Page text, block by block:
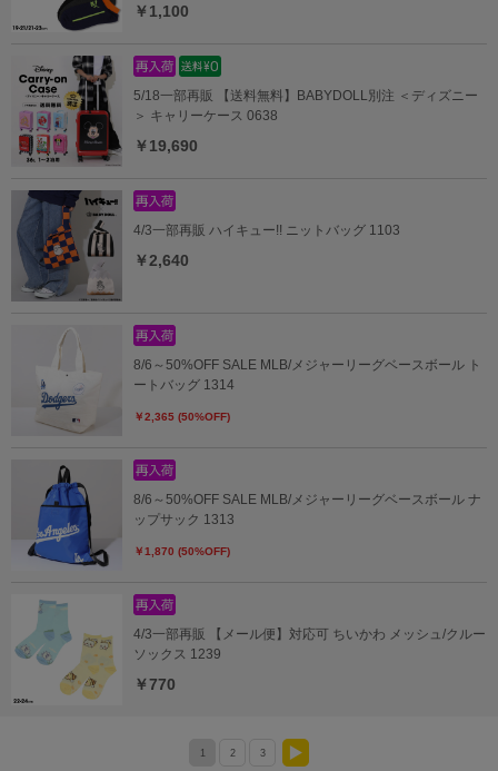
￥1,100
5/18一部再販 【送料無料】BABYDOLL別注 ＜ディズニー
＞ キャリーケース 0638
￥19,690
4/3一部再販 ハイキュー!! ニットバッグ 1103
￥2,640
8/6～50%OFF SALE MLB/メジャーリーグベースボール ト
ートバッグ 1314
￥2,365 (50%OFF)
8/6～50%OFF SALE MLB/メジャーリーグベースボール ナ
ップサック 1313
￥1,870 (50%OFF)
4/3一部再販 【メール便】対応可 ちいかわ メッシュ/クルー
ソックス 1239
￥770
1 2 3